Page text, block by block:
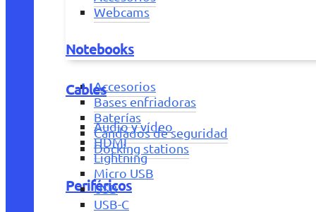
Webcams
Notebooks
Accesorios
Bases enfriadoras
Baterías
Candados de seguridad
Docking stations
Periféricos
Cables
Audio y vídeo
HDMI
Lightning
Micro USB
USB
USB-C